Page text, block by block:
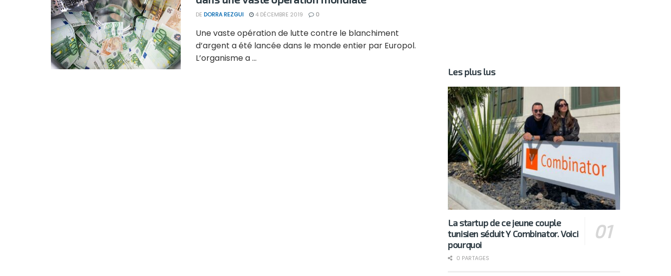
DE DORRA REZGUI 4 DÉCEMBRE 2019 0
Une vaste opération de lutte contre le blanchiment
d’argent a été lancée dans le monde entier par Europol.
L’organisme a ...
Les plus lus
La startup de ce jeune couple
tunisien séduit Y Combinator. Voici
pourquoi
0 PARTAGES